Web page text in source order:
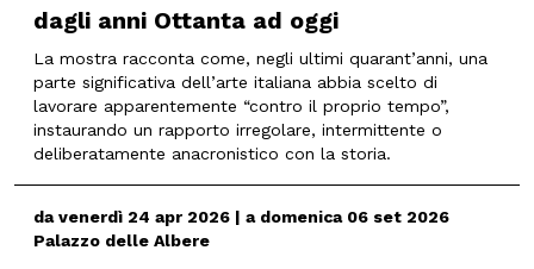
dagli anni Ottanta ad oggi
La mostra racconta come, negli ultimi quarant’anni, una
parte significativa dell’arte italiana abbia scelto di
lavorare apparentemente “contro il proprio tempo”,
instaurando un rapporto irregolare, intermittente o
deliberatamente anacronistico con la storia.
da venerdì 24 apr 2026 | a domenica 06 set 2026
Palazzo delle Albere